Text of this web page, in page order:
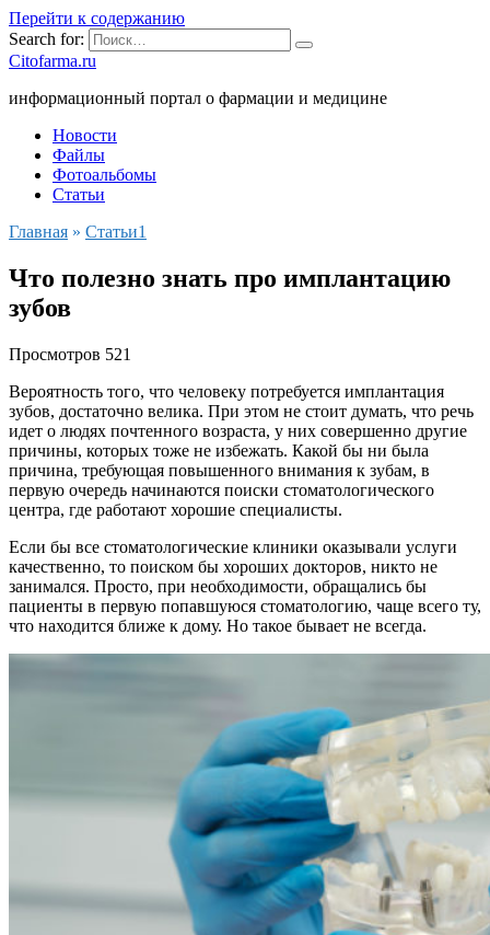
Перейти к содержанию
Search for:
Citofarma.ru
информационный портал о фармации и медицине
Новости
Файлы
Фотоальбомы
Статьи
Главная » Cтатьи1
Что полезно знать про имплантацию
зубов
Просмотров 521
Вероятность того, что человеку потребуется имплантация
зубов, достаточно велика. При этом не стоит думать, что речь
идет о людях почтенного возраста, у них совершенно другие
причины, которых тоже не избежать. Какой бы ни была
причина, требующая повышенного внимания к зубам, в
первую очередь начинаются поиски стоматологического
центра, где работают хорошие специалисты.
Если бы все стоматологические клиники оказывали услуги
качественно, то поиском бы хороших докторов, никто не
занимался. Просто, при необходимости, обращались бы
пациенты в первую попавшуюся стоматологию, чаще всего ту,
что находится ближе к дому. Но такое бывает не всегда.